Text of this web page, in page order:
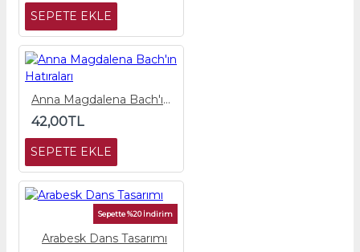
SEPETE EKLE
Anna Magdalena Bach'ın Hatıraları
42,00TL
SEPETE EKLE
Sepette %20 İndirim
Arabesk Dans Tasarımı